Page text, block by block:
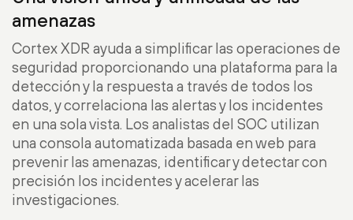
amenazas
Cortex XDR ayuda a simplificar las operaciones de
seguridad proporcionando una plataforma para la
detección y la respuesta a través de todos los
datos, y correlaciona las alertas y los incidentes
en una sola vista. Los analistas del SOC utilizan
una consola automatizada basada en web para
prevenir las amenazas, identificar y detectar con
precisión los incidentes y acelerar las
investigaciones.